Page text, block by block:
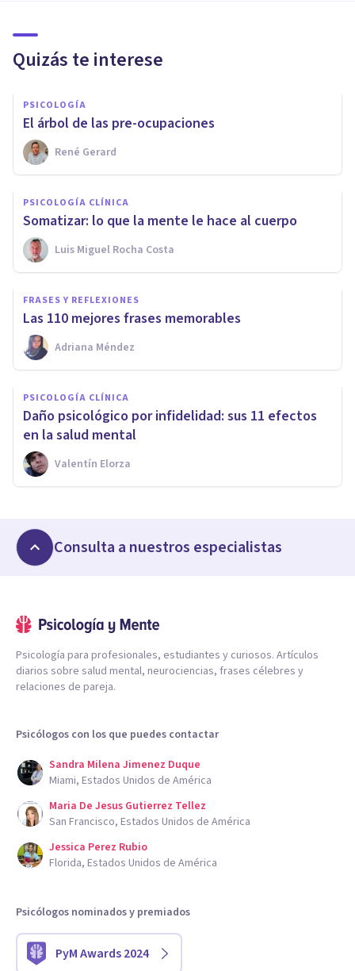
Quizás te interese
PSICOLOGÍA
El árbol de las pre-ocupaciones
René Gerard
PSICOLOGÍA CLÍNICA
Somatizar: lo que la mente le hace al cuerpo
Luis Miguel Rocha Costa
FRASES Y REFLEXIONES
Las 110 mejores frases memorables
Adriana Méndez
PSICOLOGÍA CLÍNICA
Daño psicológico por infidelidad: sus 11 efectos
en la salud mental
Valentín Elorza
Consulta a nuestros especialistas
Psicología para profesionales, estudiantes y curiosos. Artículos
diarios sobre salud mental, neurociencias, frases célebres y
relaciones de pareja.
Psicólogos con los que puedes contactar
Sandra Milena Jimenez Duque
Miami, Estados Unidos de América
Maria De Jesus Gutierrez Tellez
San Francisco, Estados Unidos de América
Jessica Perez Rubio
Florida, Estados Unidos de América
Psicólogos nominados y premiados
PyM Awards 2024